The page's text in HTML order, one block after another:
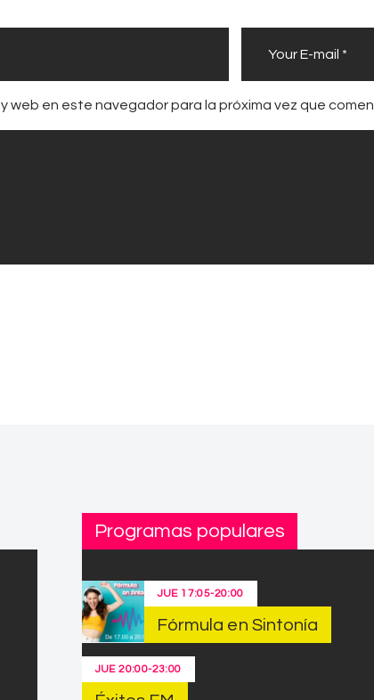
web en este navegador para la próxima vez que
Programas populares
JUE 17:05-20:00
Fórmula en Sintonía
JUE20:00-23:00